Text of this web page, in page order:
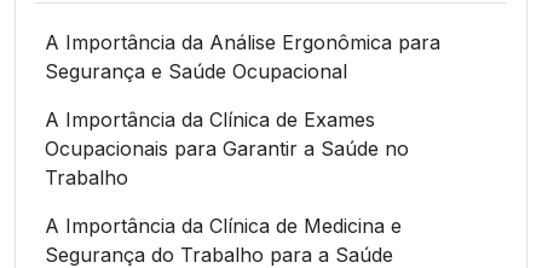
A Importância da Análise Ergonômica para
Segurança e Saúde Ocupacional
A Importância da Clínica de Exames
Ocupacionais para Garantir a Saúde no
Trabalho
A Importância da Clínica de Medicina e
Segurança do Trabalho para a Saúde